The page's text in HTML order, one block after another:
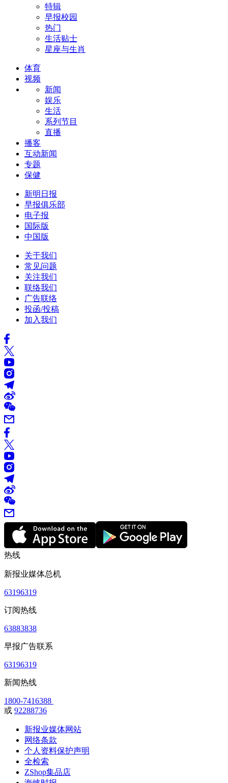
特辑
早报校园
热门
生活贴士
星座与生肖
体育
视频
新闻
娱乐
生活
系列节目
直播
播客
互动新闻
专题
保健
新明日报
早报俱乐部
电子报
国际版
中国版
关于我们
常见问题
关注我们
联络我们
广告联络
投函/投稿
加入我们
热线
新报业媒体总机
63196319
订阅热线
63883838
早报广告联系
63196319
新闻热线
1800-7416388
或 92288736
新报业媒体网站
网络条款
个人资料保护声明
全检索
ZShop集品店